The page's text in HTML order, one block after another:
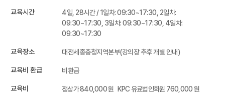
교육시간
4일, 28시간 / 1일차: 09:30~17:30, 2일차:
09:30~17:30, 3일차: 09:30~17:30, 4일차:
09:30~17:30
교육장소 대전세종충청지역본부(강의장 추후 개별 안내)
교육비 환급 비환급
교육비 정상가 840,000 원 KPC 유료법인회원 760,000 원